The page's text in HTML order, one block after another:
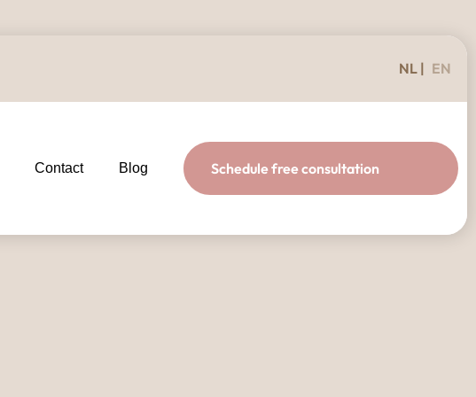
NL EN
Contact Blog Schedule free consultation